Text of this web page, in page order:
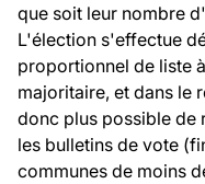
que soit leur nombre
L'élection s'effectue
proportionnel de liste
majoritaire, et dans le
donc plus possible de
les bulletins de vote
communes de moins